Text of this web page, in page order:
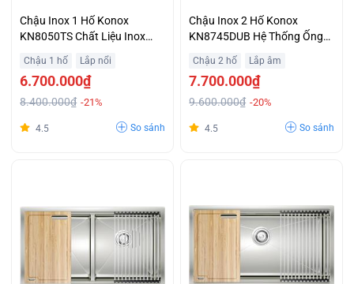
Chậu Inox 1 Hố Konox
KN8050TS Chất Liệu Inox
Chậu 1 hố Lắp nổi
6.700.000₫
8.400.000₫ -21%
4.5 So sánh
Chậu Inox 2 Hố Konox
KN8745DUB Hệ Thống Ống
Nước Ngăn Mùi Giá Tốt
Chậu 2 hố Lắp âm
7.700.000₫
9.600.000₫ -20%
4.5 So sánh